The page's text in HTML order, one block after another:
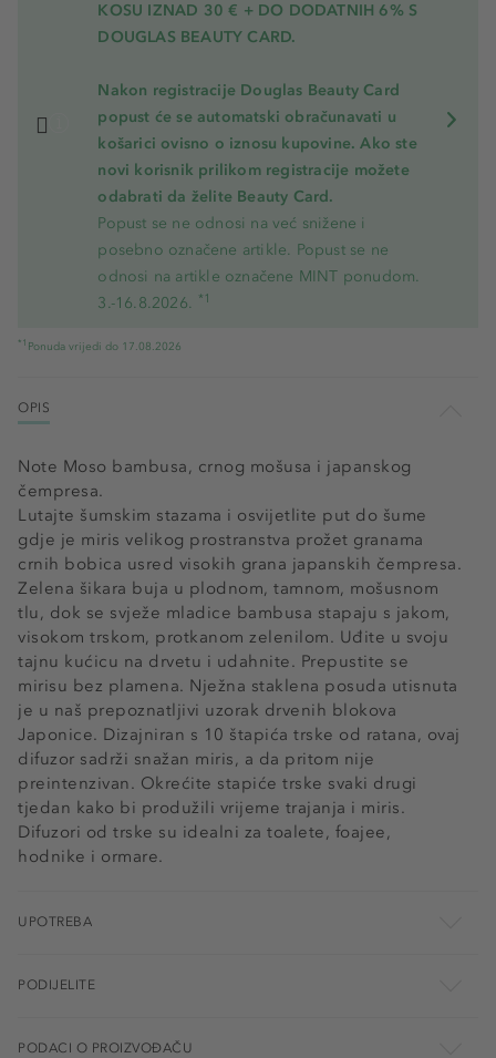
KOSU IZNAD 30 € + DO DODATNIH 6% S
DOUGLAS BEAUTY CARD.
Nakon registracije Douglas Beauty Card
popust će se automatski obračunavati u
košarici ovisno o iznosu kupovine. Ako ste
novi korisnik prilikom registracije možete
odabrati da želite Beauty Card.
Popust se ne odnosi na već snižene i
posebno označene artikle. Popust se ne
odnosi na artikle označene MINT ponudom.
3.-16.8.2026. *1
*1 Ponuda vrijedi do 17.08.2026
OPIS
Note Moso bambusa, crnog mošusa i japanskog
čempresa.
Lutajte šumskim stazama i osvijetlite put do šume
gdje je miris velikog prostranstva prožet granama
crnih bobica usred visokih grana japanskih čempresa.
Zelena šikara buja u plodnom, tamnom, mošusnom
tlu, dok se svježe mladice bambusa stapaju s jakom,
visokom trskom, protkanom zelenilom. Uđite u svoju
tajnu kućicu na drvetu i udahnite. Prepustite se
mirisu bez plamena. Nježna staklena posuda utisnuta
je u naš prepoznatljivi uzorak drvenih blokova
Japonice. Dizajniran s 10 štapića trske od ratana, ovaj
difuzor sadrži snažan miris, a da pritom nije
preintenzivan. Okrećite stapiće trske svaki drugi
tjedan kako bi produžili vrijeme trajanja i miris.
Difuzori od trske su idealni za toalete, foajee,
hodnike i ormare.
UPOTREBA
PODIJELITE
PODACI O PROIZVOĐAČU